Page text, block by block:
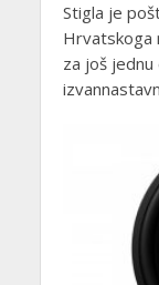
Stigla je
Hrvatskoga
za još